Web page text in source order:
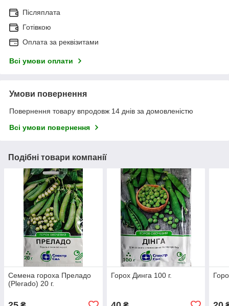
Післяплата
Готівкою
Оплата за реквізитами
Всі умови оплати
Умови повернення
Повернення товару впродовж 14 днів за домовленістю
Всі умови повернення
Подібні товари компанії
Семена гороха Преладо
(Plerado) 20 г.
Горох Динга 100 г.